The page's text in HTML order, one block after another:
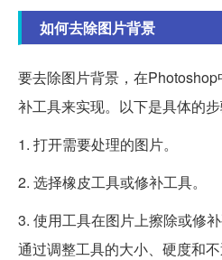
如何去除图片背景
要去除图片背景，在
补工具来实现。以下是具体的步
1. 打开需要处理的图片。
2. 选择橡皮工具或修补工具。
3. 使用工具在图片上擦除或修
通过调整工具的大小、硬度和